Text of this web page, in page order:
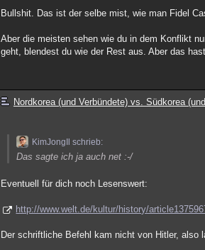
Bullshit. Das ist der selbe mist, wie man Fidel
Aber die meisten sehen wie du in dem Konflikt
geht, blendest du wie der Rest aus. Aber das
Nordkorea (und Verbündete) vs. Südkorea
KimJongIl schrieb:
Das sagte ich ja auch net :-/
Eventuell für dich noch Lesenswert:
http://www.welt.de/kultur/history/
Der schriftliche Befehl kam nicht von Hitler, also